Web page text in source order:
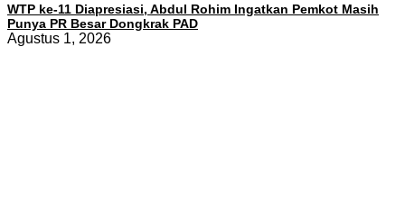
WTP ke-11 Diapresiasi, Abdul Rohim Ingatkan Pemkot Masih
Punya PR Besar Dongkrak PAD
Agustus 1, 2026